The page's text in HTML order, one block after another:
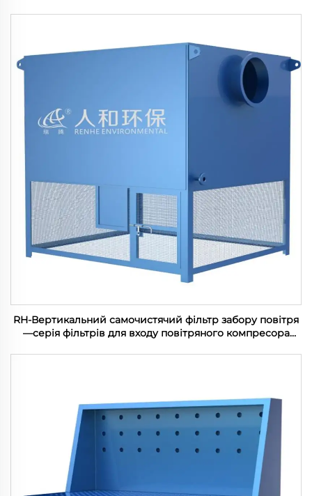
RH-Вертикальний самочистячий фільтр забору повітря
—серія фільтрів для входу повітряного компресора